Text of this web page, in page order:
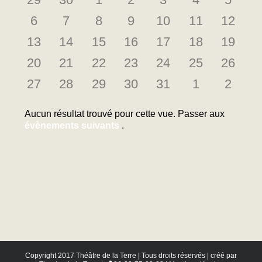
Évènements
évènementsévènementsévènementsévènements
évènements
évènements
0
évènements
6
0
évènements
7
0
évènements
8
0
évènements
9
0
évènements
10
0
évènements
11
0
12
0
évènements
13
0
évènements
14
0
évènements
15
0
évènements
16
0
évènements
17
0
évènements
18
0
19
0
évènements
20
0
évènements
21
0
évènements
22
0
évènements
23
0
évènements
24
0
évènements
25
0
26
0
27
0
28
0
29
0
30
0
31
0
1
0
2
Notice
Aucun résultat trouvé pour cette vue. Passer aux
évènements suivants .
Copyright 2017 Théâtre de la Terre | Tous droits réservés | créé par